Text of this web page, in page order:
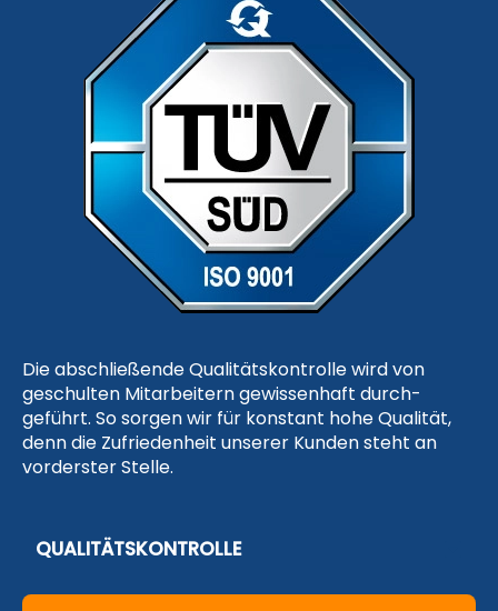
Die abschlie­ßende Qua­litäts­kon­trolle wird von
geschul­ten Mit­arbei­tern gewissen­haft durch­
geführt. So sorgen wir für kon­stant hohe Qua­lität,
denn die Zufriedenheit unserer Kunden steht an
vorderster Stelle.
QUALITÄTSKONTROLLE